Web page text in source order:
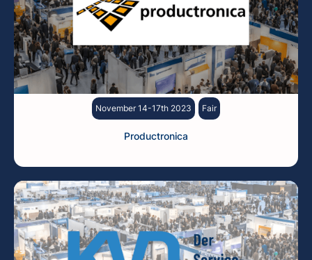
November 14-17th 2023 Fair
Productronica